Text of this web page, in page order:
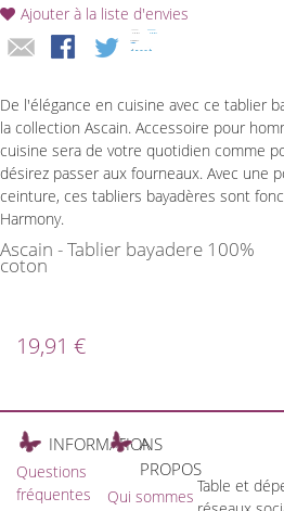
Ajouter à la liste d'envies
De l'élégance en cuisine avec ce tablier
la collection Ascain. Accessoire pour
cuisine sera de votre quotidien comme
désirez passer aux fourneaux. Avec une
ceinture, ces tabliers bayadères sont
Harmony.
Ascain - Tablier bayadere 100%
coton
19,91 €
INFORMATIONS
Questions
fréquentes
A
PROPOS
Qui sommes
Table et